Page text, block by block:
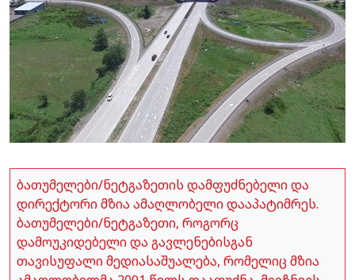
ბათუმელები/ნეტგაზეთის დამფუძნებელი და
დირექტორი მზია ამაღლობელი დააპატიმრეს.
ბათუმელები/ნეტგაზეთი, როგორც
დამოუკიდებელი და გავლენებისგან
თავისუფალი მედიასაშუალება, რომელიც მზია